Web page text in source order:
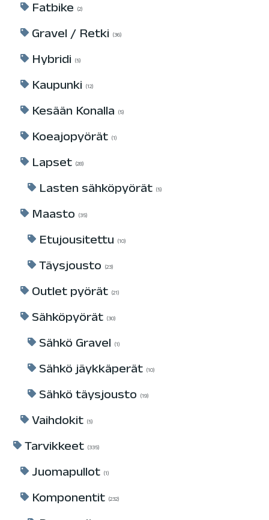
Fatbike 2
Gravel / Retki 36
Hybridi 5
Kaupunki 12
Kesään Konalla 5
Koeajopyörät 1
Lapset 28
Lasten sähköpyörät 5
Maasto 35
Etujousitettu 10
Täysjousto 23
Outlet pyörät 21
Sähköpyörät 30
Sähkö Gravel 1
Sähkö jäykkäperät 10
Sähkö täysjousto 19
Vaihdokit 5
Tarvikkeet 335
Juomapullot 1
Komponentit 232